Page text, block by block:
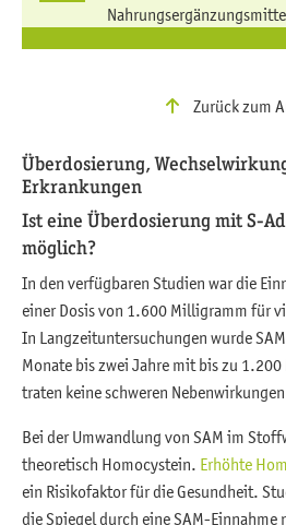
Zurück zum
Überdosierung,
Erkrankungen
Ist eine Überdosierung mit S-
möglich?
In den verfügbaren Studien war die
einer Dosis von 1.600 Milligramm für
In Langzeituntersuchungen wurde
Monate bis zwei Jahre mit bis zu
traten keine schweren
Bei der Umwandlung von SAM im
theoretisch Homocystein. Erhöhte
ein Risikofaktor für die Gesundheit.
die Spiegel durch eine SAM-